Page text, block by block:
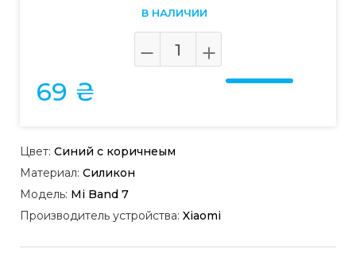
В НАЛИЧИИ
69 ₴
Цвет: Синий c коричнеым
Материал: Силикон
Модель: Mi Band 7
Производитель устройства: Xiaomi